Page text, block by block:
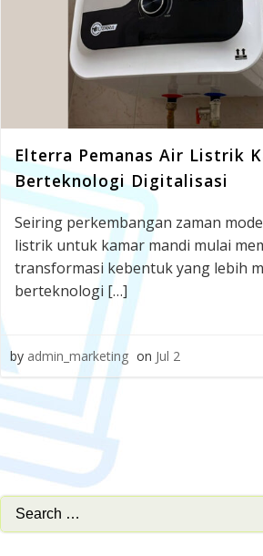
Elterra Pemanas Air Listrik
Berteknologi Digitalisasi
Seiring perkembangan zaman
listrik untuk kamar mandi mulai
transformasi kebentuk yang lebih
berteknologi […]
by admin_marketing on Jul 2
Search
for: